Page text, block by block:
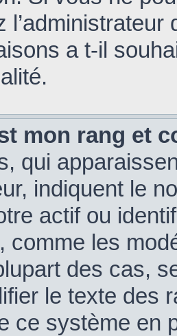
a t-il
mon rang et
qui
indiquent le
actif ou
comme les
des cas,
le texte des
ce système en